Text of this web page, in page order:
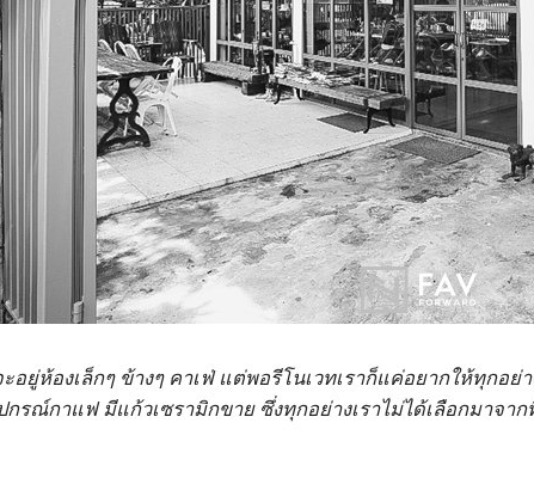
ะอยู่ห้องเล็กๆ ข้างๆ คาเฟ่ แต่พอรีโนเวทเราก็แค่อยากให้ทุก
รณ์กาแฟ มีแก้วเซรามิกขาย ซึ่งทุกอย่างเราไม่ได้เลือกมาจา